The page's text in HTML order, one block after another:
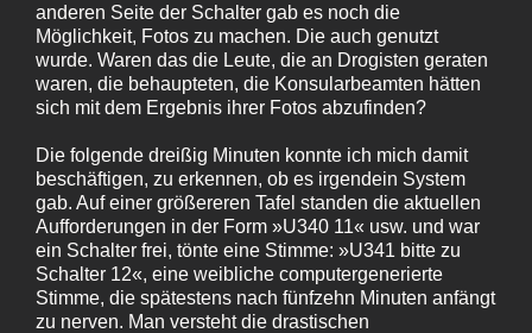
anderen Seite der Schalter gab es noch die
Möglichkeit, Fotos zu machen. Die auch genutzt
wurde. Waren das die Leute, die an Drogisten geraten
waren, die behaupteten, die Konsularbeamten hätten
sich mit dem Ergebnis ihrer Fotos abzufinden?
Die folgende dreißig Minuten konnte ich mich damit
beschäftigen, zu erkennen, ob es irgendein System
gab. Auf einer größereren Tafel standen die aktuellen
Aufforderungen in der Form »U340 11« usw. und war
ein Schalter frei, tönte eine Stimme: »U341 bitte zu
Schalter 12«, eine weibliche computergenerierte
Stimme, die spätestens nach fünfzehn Minuten anfängt
zu nerven. Man versteht die drastischen